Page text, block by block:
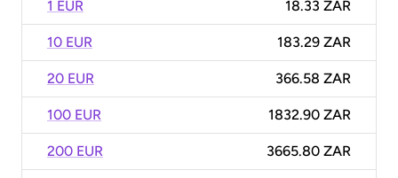
1 EUR 18.33 ZAR
10 EUR 183.29 ZAR
20 EUR 366.58 ZAR
100 EUR 1832.90 ZAR
200 EUR 3665.80 ZAR